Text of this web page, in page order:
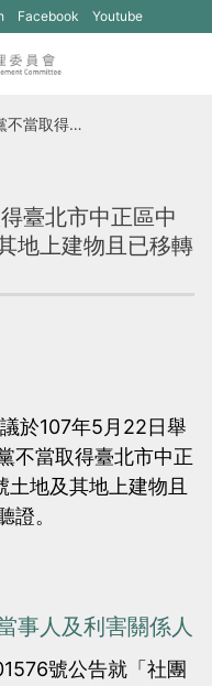
(另
視
開
啟
站：
不
當
理
委
Facebook
(另
開
啟
站：
不
理
委
Youtube
其地上建物且已移轉他人之追徵案
臺北市中正區中
地上建物且已移轉
於107年5月22日舉
不當取得臺北市中正
地及其地上建物且
證。
事人及利害關係人
號公告就「社團